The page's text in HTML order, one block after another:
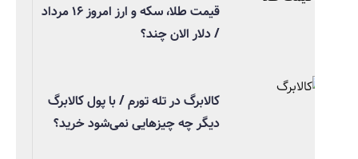
قیمت طلا، سکه و ارز امروز ۱۶ مرداد
/ دلار الان چند؟
کالابرگ در تله تورم / با پول کالابرگ
دیگر چه چیزهایی نمی‌شود خرید؟